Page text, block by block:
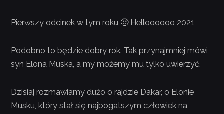
Pierwszy odcinek w tym roku 🙂 Helloooooo 2021
Podobno to będzie dobry rok. Tak przynajmniej mówi
syn Elona Muska, a my możemy mu tylko uwierzyć.
Dzisiaj rozmawiamy dużo o rajdzie Dakar, o Elonie
Musku, który stał się najbogatszym człowiek na